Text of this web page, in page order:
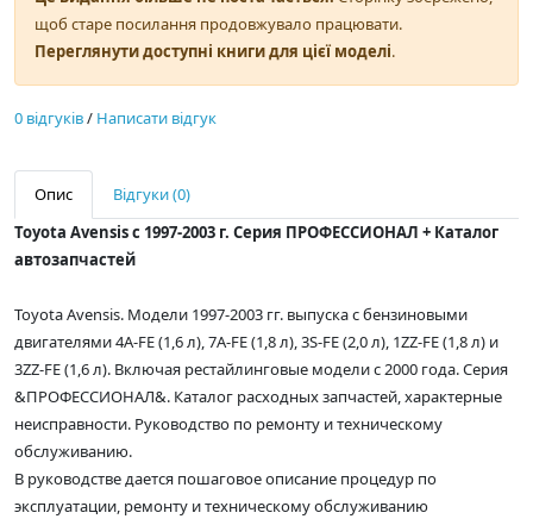
щоб старе посилання продовжувало працювати.
Переглянути доступні книги для цієї моделі.
0 відгуків/ Написати відгук
Опис
Відгуки (0)
Toyota Avensis с 1997-2003 г. Серия ПРОФЕССИОНАЛ + Каталог
автозапчастей
Toyota Avensis. Модели 1997-2003 гг. выпуска с бензиновыми
двигателями 4A-FE (1,6 л), 7A-FE (1,8 л), 3S-FE (2,0 л), 1ZZ-FE (1,8 л) и
3ZZ-FE (1,6 л). Включая рестайлинговые модели c 2000 года. Серия
&ПРОФЕССИОНАЛ&. Каталог расходных запчастей, характерные
неисправности. Руководство по ремонту и техническому
обслуживанию.
В руководстве дается пошаговое описание процедур по
эксплуатации, ремонту и техническому обслуживанию